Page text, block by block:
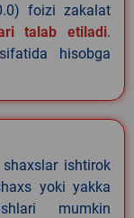
foizi zakalat
talab etiladi.
hisobga
ishtirok
yoki yakka
mumkin